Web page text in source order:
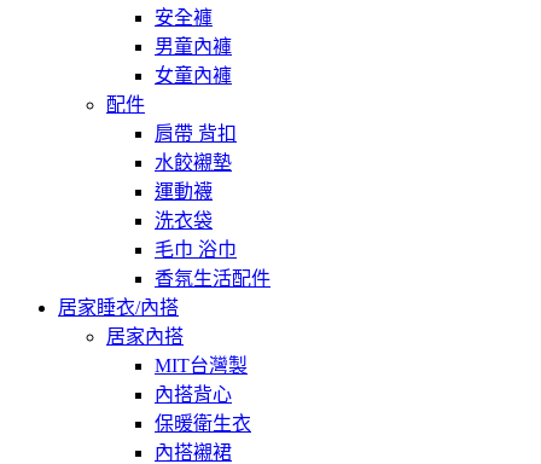
安全褲
男童內褲
女童內褲
配件
肩帶 背扣
水餃襯墊
運動襪
洗衣袋
毛巾 浴巾
香氛生活配件
居家睡衣/內搭
居家內搭
MIT台灣製
內搭背心
保暖衛生衣
內搭襯裙